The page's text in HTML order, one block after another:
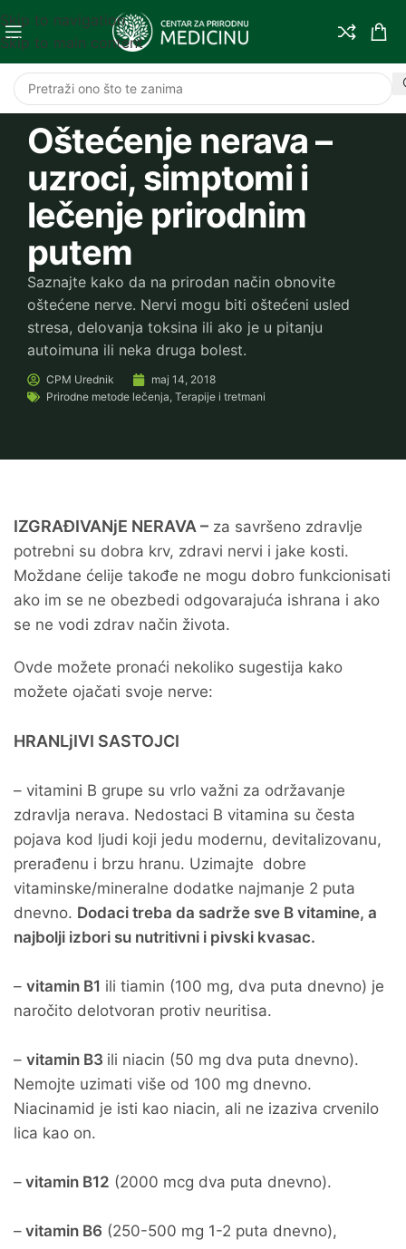
Skip to navigation
Skip to main content
Oštećenje nerava –
uzroci, simptomi i
lečenje prirodnim
putem
Saznajte kako da na prirodan način obnovite
oštećene nerve. Nervi mogu biti oštećeni usled
stresa, delovanja toksina ili ako je u pitanju
autoimuna ili neka druga bolest.
CPM Urednik
maj 14, 2018
Prirodne metode lečenja,Terapije i tretmani
IZGRAĐIVANjE NERAVA – za savršeno zdravlje
potrebni su dobra krv, zdravi nervi i jake kosti.
Moždane ćelije takođe ne mogu dobro funkcionisati
ako im se ne obezbedi odgovarajuća ishrana i ako
se ne vodi zdrav način života.
Ovde možete pronaći nekoliko sugestija kako
možete ojačati svoje nerve:
HRANLjIVI SASTOJCI
– vitamini B grupe su vrlo važni za održavanje
zdravlja nerava. Nedostaci B vitamina su česta
pojava kod ljudi koji jedu modernu, devitalizovanu,
prerađenu i brzu hranu. Uzimajte dobre
vitaminske/mineralne dodatke najmanje 2 puta
dnevno. Dodaci treba da sadrže sve B vitamine, a
najbolji izbori su nutritivni i pivski kvasac.
– vitamin B1 ili tiamin (100 mg, dva puta dnevno) je
naročito delotvoran protiv neuritisa.
– vitamin B3 ili niacin (50 mg dva puta dnevno).
Nemojte uzimati više od 100 mg dnevno.
Niacinamid je isti kao niacin, ali ne izaziva crvenilo
lica kao on.
– vitamin B12 (2000 mcg dva puta dnevno).
– vitamin B6 (250-500 mg 1-2 puta dnevno),